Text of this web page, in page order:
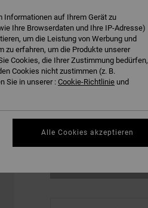
FARBESilver Bleach
Informationen auf Ihrem Gerät zu
Ihre Browserdaten und Ihre IP-Adresse)
um die Leistung von Werbung und
zu erfahren, um die Produkte unserer
Cookies, die Ihrer Zustimmung bedürfen,
Cookies nicht zustimmen (z. B.
Sie in unserer : Cookie-Richtlinie und
Alle Cookies akzeptieren